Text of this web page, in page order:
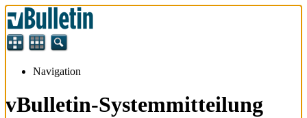
Navigation
vBulletin-Systemmitteilung